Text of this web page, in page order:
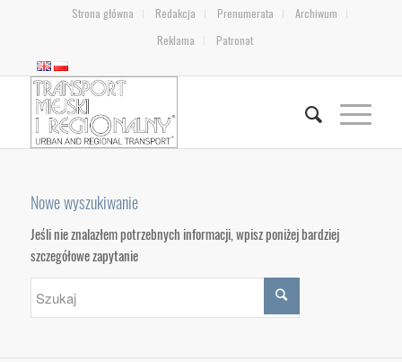
Strona główna Redakcja Prenumerata
Archiwum
Reklama
Patronat
Nowe wyszukiwanie
Jeśli nie znalazłem potrzebnych informacji, wpisz poniżej bardziej
szczegółowe zapytanie